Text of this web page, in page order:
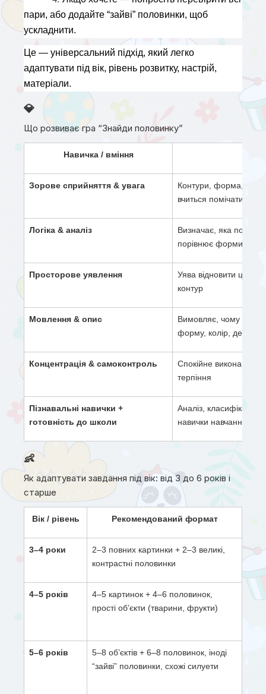
пари, або додайте “зайві” половинки, щоб
ускладнити.
Це — універсальний підхід, який легко
адаптувати під вік, рівень розвитку, настрій,
матеріали.
💎
Що розвиває гра “Знайди половинку”
Навичка / вміння
Зорове сприйняття & увага
Контури, форма,
вчиться помічати
Логіка & аналіз
Визначає, яка
порівнює форми та
Просторове уявлення
Уява відновити ціле
контур
Мовлення & опис
Вимовляє, чому
форму, колір, деталі
Концентрація & самоконтроль
Спокійне виконання
терпіння
Пізнавальні навички +
готовність до школи
Аналіз, класифікація,
навички навчання
👶
Як адаптувати завдання під вік: від 3 до 6 років і
старше
Вік / рівень Рекомендований формат
3–4 роки
2–3 повних картинки + 2–3 великі,
контрастні половинки
4–5 років
4–5 картинок + 4–6 половинок,
прості об’єкти (тварини, фрукти)
5–6 років
5–8 об’єктів + 6–8 половинок, іноді
“зайві” половинки, схожі силуети